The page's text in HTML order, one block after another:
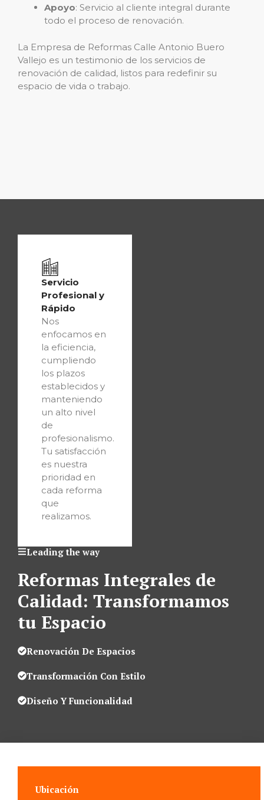
Apoyo: Servicio al cliente integral durante
todo el proceso de renovación.
La Empresa de Reformas Calle Antonio Buero
Vallejo es un testimonio de los servicios de
renovación de calidad, listos para redefinir su
espacio de vida o trabajo.
Leading the way
Reformas Integrales de
Calidad: Transformamos
tu Espacio
Renovación De Espacios
Transformación Con Estilo
Diseño Y Funcionalidad
Servicio
Profesional y
Rápido
Nos
enfocamos en
la eficiencia,
cumpliendo
los plazos
establecidos y
manteniendo
un alto nivel
de
profesionalismo.
Tu satisfacción
es nuestra
prioridad en
cada reforma
que
realizamos.
Ubicación